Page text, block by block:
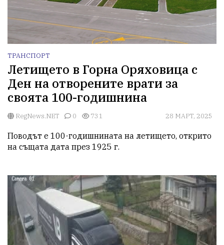
ТРАНСПОРТ
Летището в Горна Оряховица с
Ден на отворените врати за
своята 100-годишнина
RegNews.NET 0 731 28 МАРТ, 2025
Поводът е 100-годишнината на летището, открито
на същата дата през 1925 г.